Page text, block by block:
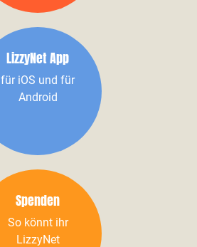
LizzyNet App
für iOS und für
Android
Spenden
So könnt ihr
LizzyNet